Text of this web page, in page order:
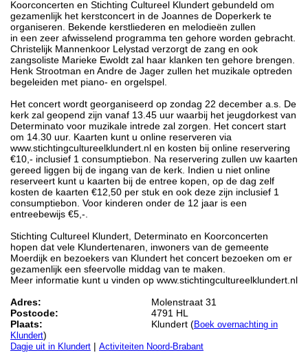
Koorconcerten en Stichting Cultureel Klundert gebundeld om
gezamenlijk het kerstconcert in de Joannes de Doperkerk te
organiseren. Bekende kerstliederen en melodieën zullen
in een zeer afwisselend programma ten gehore worden gebracht.
Christelijk Mannenkoor Lelystad verzorgt de zang en ook
zangsoliste Marieke Ewoldt zal haar klanken ten gehore brengen.
Henk Strootman en Andre de Jager zullen het muzikale optreden
begeleiden met piano- en orgelspel.
Het concert wordt georganiseerd op zondag 22 december a.s. De
kerk zal geopend zijn vanaf 13.45 uur waarbij het jeugdorkest van
Determinato voor muzikale intrede zal zorgen. Het concert start
om 14.30 uur. Kaarten kunt u online reserveren via
www.stichtingcultureelklundert.nl en kosten bij online reservering
€10,- inclusief 1 consumptiebon. Na reservering zullen uw kaarten
gereed liggen bij de ingang van de kerk. Indien u niet online
reserveert kunt u kaarten bij de entree kopen, op de dag zelf
kosten de kaarten €12,50 per stuk en ook deze zijn inclusief 1
consumptiebon. Voor kinderen onder de 12 jaar is een
entreebewijs €5,-.
Stichting Cultureel Klundert, Determinato en Koorconcerten
hopen dat vele Klundertenaren, inwoners van de gemeente
Moerdijk en bezoekers van Klundert het concert bezoeken om er
gezamenlijk een sfeervolle middag van te maken.
Meer informatie kunt u vinden op www.stichtingcultureelklundert.nl
Adres:
Molenstraat 31
Postcode:
4791 HL
Plaats:
Klundert (Boek overnachting in
Klundert)
Dagje uit in Klundert | Activiteiten Noord-Brabant